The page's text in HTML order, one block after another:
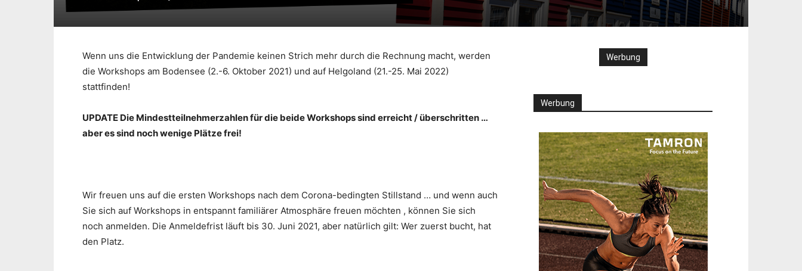
Wenn uns die Entwicklung der Pandemie keinen Strich mehr durch die Rechnung macht, werden
die Workshops am Bodensee (2.-6. Oktober 2021) und auf Helgoland (21.-25. Mai 2022)
stattfinden!
UPDATE Die Mindestteilnehmerzahlen für die beide Workshops sind erreicht / überschritten …
aber es sind noch wenige Plätze frei!
Wir freuen uns auf die ersten Workshops nach dem Corona-bedingten Stillstand … und wenn auch
Sie sich auf Workshops in entspannt familiärer Atmosphäre freuen möchten , können Sie sich
noch anmelden. Die Anmeldefrist läuft bis 30. Juni 2021, aber natürlich gilt: Wer zuerst bucht, hat
den Platz.
Werbung
Werbung